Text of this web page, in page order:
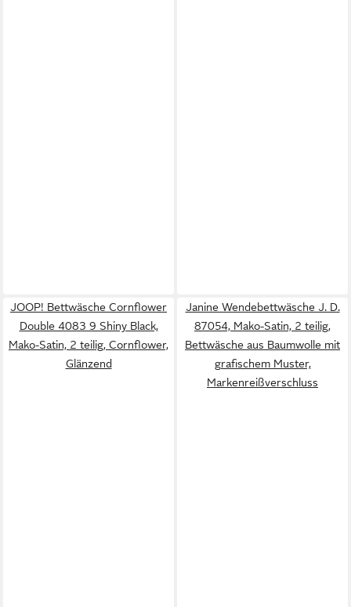
JOOP! Bettwäsche Cornflower
Double 4083 9 Shiny Black,
Mako-Satin, 2 teilig, Cornflower,
Glänzend
Janine Wendebettwäsche J. D.
87054, Mako-Satin, 2 teilig,
Bettwäsche aus Baumwolle mit
grafischem Muster,
Markenreißverschluss